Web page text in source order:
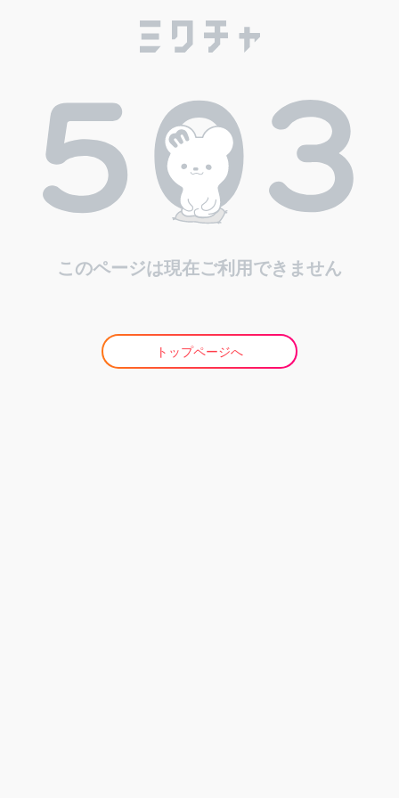
このページは現在ご利用できません